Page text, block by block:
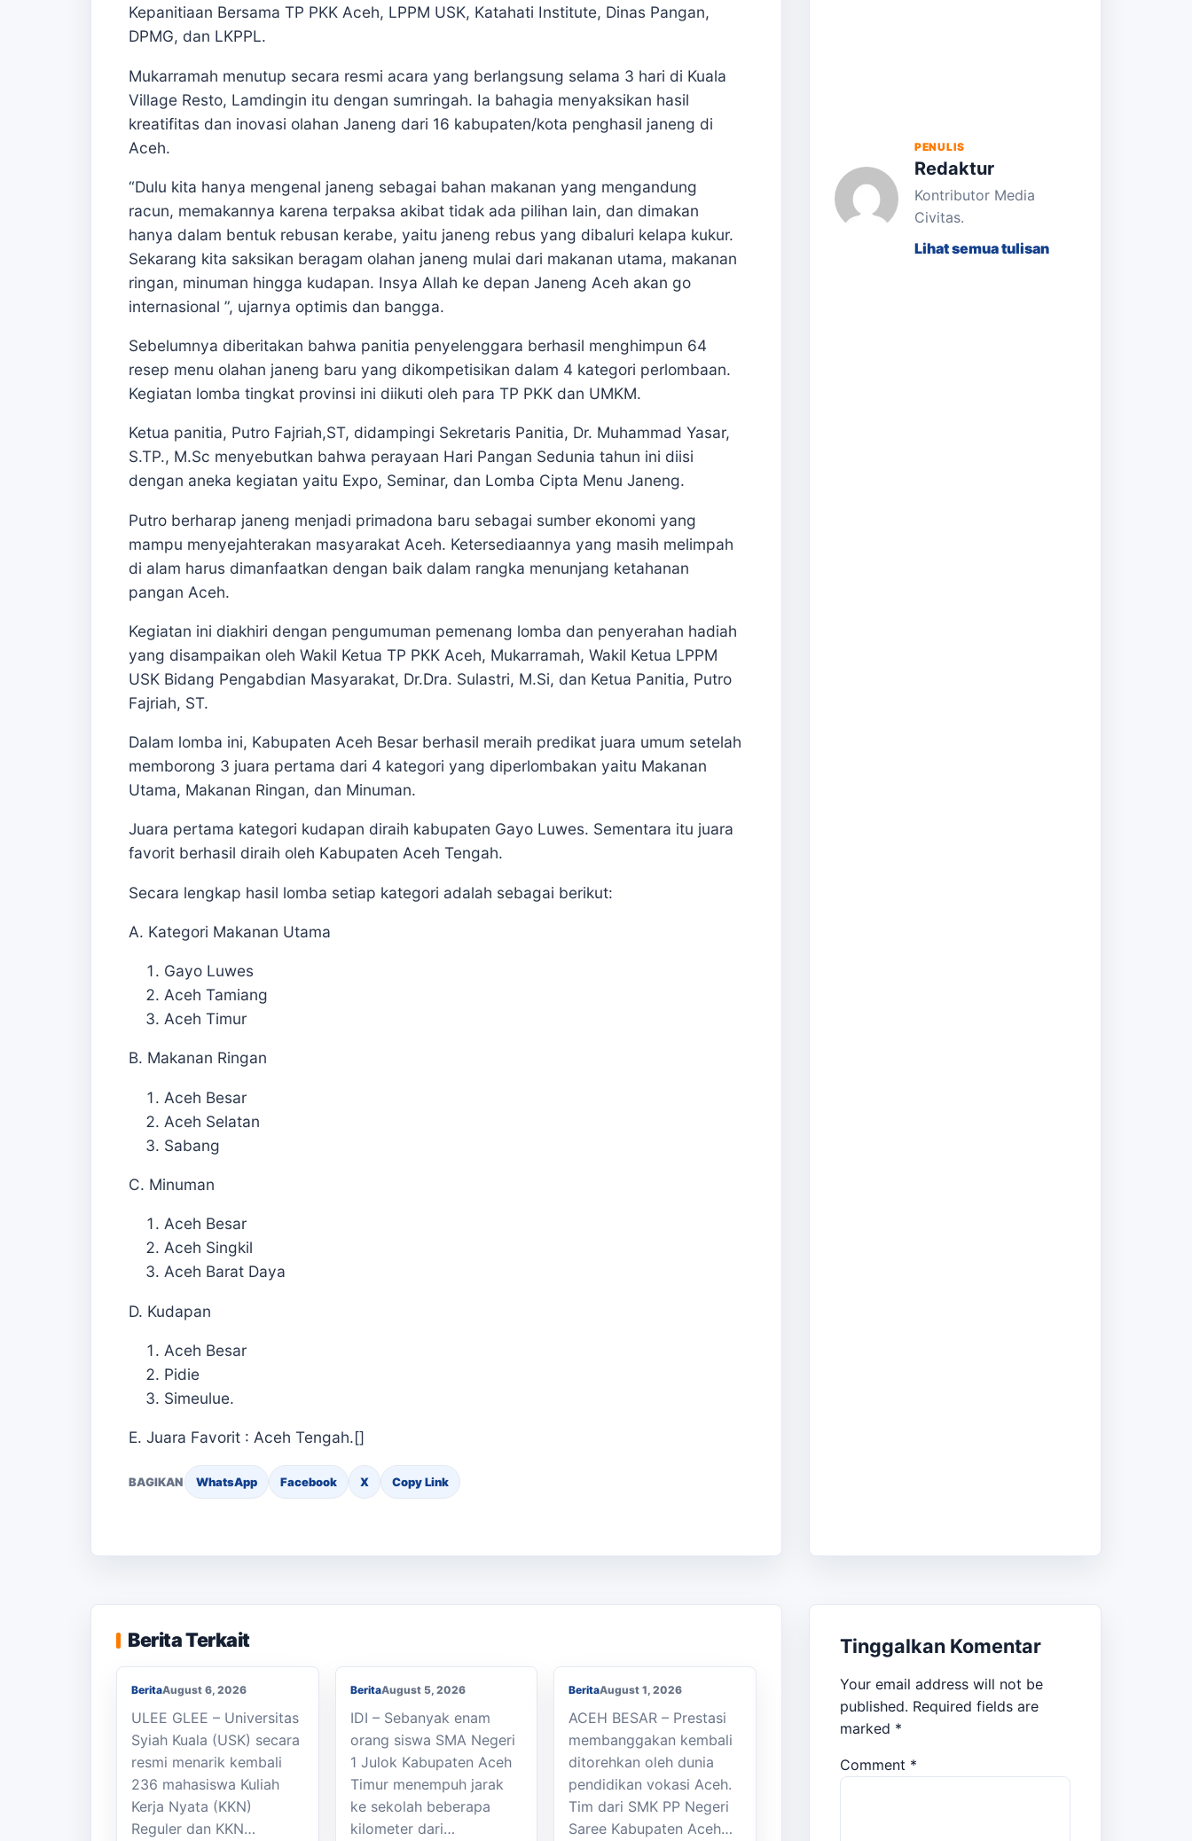
Kepanitiaan Bersama TP PKK Aceh, LPPM USK, Katahati Institute, Dinas Pangan,
DPMG, dan LKPPL.
Mukarramah menutup secara resmi acara yang berlangsung selama 3 hari di Kuala
Village Resto, Lamdingin itu dengan sumringah. Ia bahagia menyaksikan hasil
kreatifitas dan inovasi olahan Janeng dari 16 kabupaten/kota penghasil janeng di
Aceh.
“Dulu kita hanya mengenal janeng sebagai bahan makanan yang mengandung
racun, memakannya karena terpaksa akibat tidak ada pilihan lain, dan dimakan
hanya dalam bentuk rebusan kerabe, yaitu janeng rebus yang dibaluri kelapa kukur.
Sekarang kita saksikan beragam olahan janeng mulai dari makanan utama, makanan
ringan, minuman hingga kudapan. Insya Allah ke depan Janeng Aceh akan go
internasional ”, ujarnya optimis dan bangga.
Sebelumnya diberitakan bahwa panitia penyelenggara berhasil menghimpun 64
resep menu olahan janeng baru yang dikompetisikan dalam 4 kategori perlombaan.
Kegiatan lomba tingkat provinsi ini diikuti oleh para TP PKK dan UMKM.
Ketua panitia, Putro Fajriah,ST, didampingi Sekretaris Panitia, Dr. Muhammad Yasar,
S.TP., M.Sc menyebutkan bahwa perayaan Hari Pangan Sedunia tahun ini diisi
dengan aneka kegiatan yaitu Expo, Seminar, dan Lomba Cipta Menu Janeng.
Putro berharap janeng menjadi primadona baru sebagai sumber ekonomi yang
mampu menyejahterakan masyarakat Aceh. Ketersediaannya yang masih melimpah
di alam harus dimanfaatkan dengan baik dalam rangka menunjang ketahanan
pangan Aceh.
Kegiatan ini diakhiri dengan pengumuman pemenang lomba dan penyerahan hadiah
yang disampaikan oleh Wakil Ketua TP PKK Aceh, Mukarramah, Wakil Ketua LPPM
USK Bidang Pengabdian Masyarakat, Dr.Dra. Sulastri, M.Si, dan Ketua Panitia, Putro
Fajriah, ST.
Dalam lomba ini, Kabupaten Aceh Besar berhasil meraih predikat juara umum setelah
memborong 3 juara pertama dari 4 kategori yang diperlombakan yaitu Makanan
Utama, Makanan Ringan, dan Minuman.
Juara pertama kategori kudapan diraih kabupaten Gayo Luwes. Sementara itu juara
favorit berhasil diraih oleh Kabupaten Aceh Tengah.
Secara lengkap hasil lomba setiap kategori adalah sebagai berikut:
A. Kategori Makanan Utama
Gayo Luwes
Aceh Tamiang
Aceh Timur
B. Makanan Ringan
Aceh Besar
Aceh Selatan
Sabang
C. Minuman
Aceh Besar
Aceh Singkil
Aceh Barat Daya
D. Kudapan
Aceh Besar
Pidie
Simeulue.
E. Juara Favorit : Aceh Tengah.[]
BAGIKAN WhatsApp Facebook X Copy Link
PENULIS
Redaktur
Kontributor Media
Civitas.
Lihat semua tulisan
Berita Terkait
Apresiasi Dukungan
Masyarakat Bandar Dua
BeritaAugust 6, 2026
ULEE GLEE – Universitas
Syiah Kuala (USK) secara
resmi menarik kembali
236 mahasiswa Kuliah
Kerja Nyata (KKN)
Reguler dan KKN…
BeritaAugust 5, 2026
IDI – Sebanyak enam
orang siswa SMA Negeri
1 Julok Kabupaten Aceh
Timur menempuh jarak
ke sekolah beberapa
kilometer dari…
BeritaAugust 1, 2026
ACEH BESAR – Prestasi
membanggakan kembali
ditorehkan oleh dunia
pendidikan vokasi Aceh.
Tim dari SMK PP Negeri
Saree Kabupaten Aceh…
Kasi Cabdisdik
Kabupaten Aceh Timur
Antar Tugas Kepala
Tinggalkan Komentar
Your email address will not be
published. Required fields are
marked *
Comment *